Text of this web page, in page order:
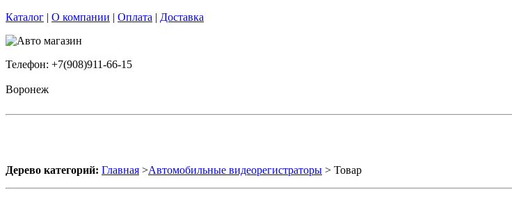
Каталог | О компании | Оплата | Доставка
Телефон: +7(908)911-66-15
Воронеж
Дерево категорий: Главная >Автомобильные видеорегистраторы > Товар